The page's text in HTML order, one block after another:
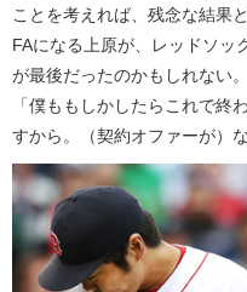
ことを考えれば、残念な結果
FAになる上原が、レッドソッ
が最後だったのかもしれない。
「僕ももしかしたらこれで終
すから。（契約オファーが）